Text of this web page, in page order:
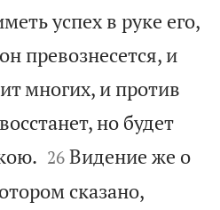
успех в руке его,
превознесется, и
многих, и против
но будет


26 Видение же о
сказано,